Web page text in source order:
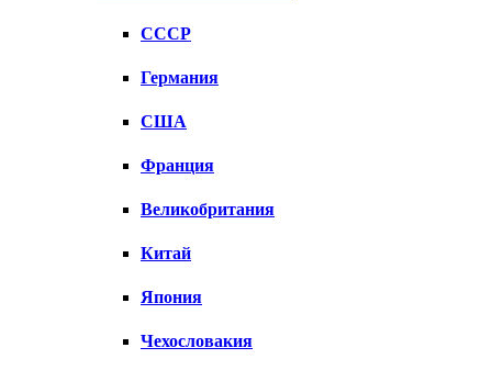
СССР
Германия
США
Франция
Великобритания
Китай
Япония
Чехословакия